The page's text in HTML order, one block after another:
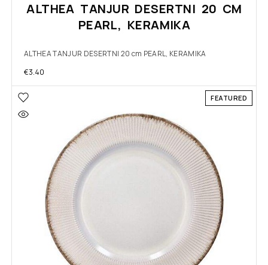
ALTHEA TANJUR DESERTNI 20 CM
PEARL, KERAMIKA
ALTHEA TANJUR DESERTNI 20 cm PEARL, KERAMIKA
€3.40
FEATURED